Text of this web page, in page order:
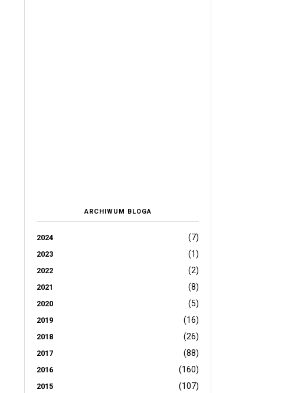
ARCHIWUM BLOGA
2024 (7)
2023 (1)
2022 (2)
2021 (8)
2020 (5)
2019 (16)
2018 (26)
2017 (88)
2016 (160)
2015 (107)